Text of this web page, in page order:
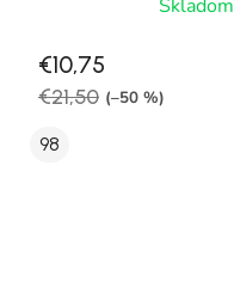
Skladom
€10,75
€21,50 (–50 %)
98